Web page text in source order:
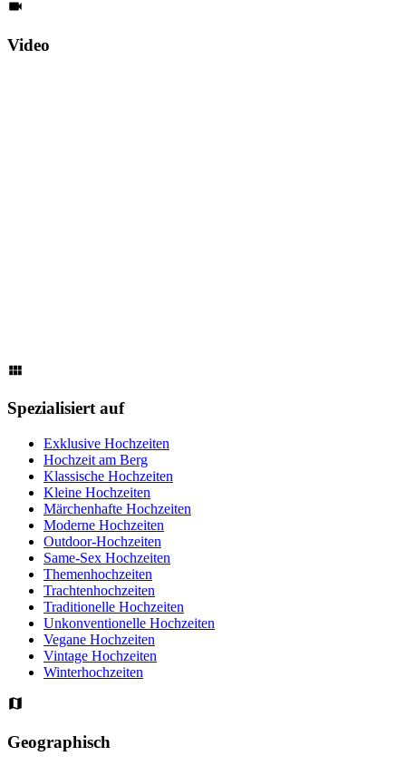
Video
Spezialisiert auf
Exklusive Hochzeiten
Hochzeit am Berg
Klassische Hochzeiten
Kleine Hochzeiten
Märchenhafte Hochzeiten
Moderne Hochzeiten
Outdoor-Hochzeiten
Same-Sex Hochzeiten
Themenhochzeiten
Trachtenhochzeiten
Traditionelle Hochzeiten
Unkonventionelle Hochzeiten
Vegane Hochzeiten
Vintage Hochzeiten
Winterhochzeiten
Geographisch